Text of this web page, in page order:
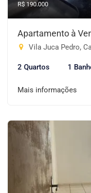
R$ 190.000
Apartamento à
Vila Juca Pedro,
2 Quartos 1
Mais informações